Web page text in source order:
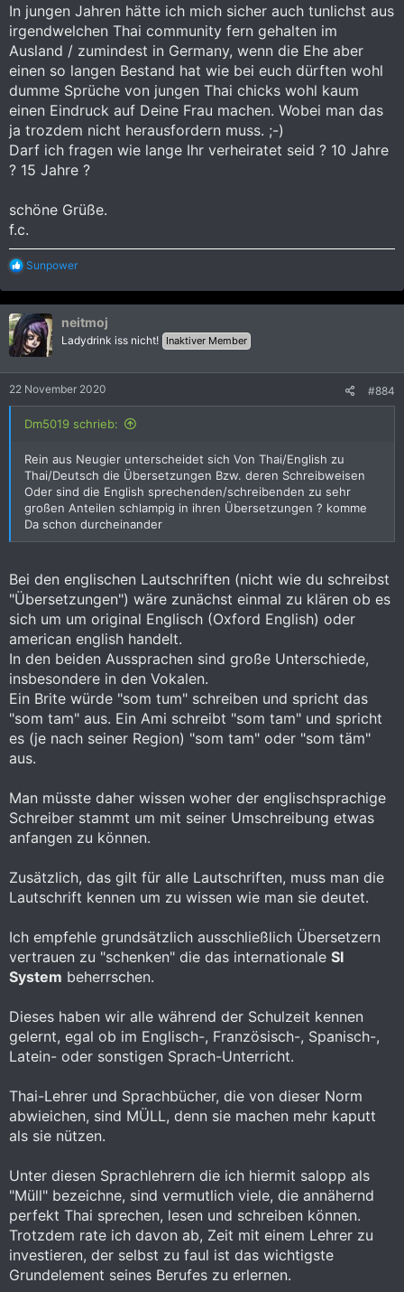
In jungen Jahren hätte ich mich sicher auch tunlichst aus
irgendwelchen Thai community fern gehalten im
Ausland / zumindest in Germany, wenn die Ehe aber
einen so langen Bestand hat wie bei euch dürften wohl
dumme Sprüche von jungen Thai chicks wohl kaum
einen Eindruck auf Deine Frau machen. Wobei man das
ja trozdem nicht herausfordern muss. ;-)
Darf ich fragen wie lange Ihr verheiratet seid ? 10 Jahre
? 15 Jahre ?
schöne Grüße.
f.c.
R
a
k
t
i
o
n
:
Sunpower
neitmoj
Ladydrink iss nicht! Inaktiver Member
22 November 2020 #884
Dm5019 schrieb:
Rein aus Neugier unterscheidet sich Von Thai/English zu
Thai/Deutsch die Übersetzungen Bzw. deren Schreibweisen
Oder sind die English sprechenden/schreibenden zu sehr
großen Anteilen schlampig in ihren Übersetzungen ? komme
Da schon durcheinander
Bei den englischen Lautschriften (nicht wie du schreibst
"Übersetzungen") wäre zunächst einmal zu klären ob es
sich um um original Englisch (Oxford English) oder
american english handelt.
In den beiden Aussprachen sind große Unterschiede,
insbesondere in den Vokalen.
Ein Brite würde "som tum" schreiben und spricht das
"som tam" aus. Ein Ami schreibt "som tam" und spricht
es (je nach seiner Region) "som tam" oder "som täm"
aus.
Man müsste daher wissen woher der englischsprachige
Schreiber stammt um mit seiner Umschreibung etwas
anfangen zu können.
Zusätzlich, das gilt für alle Lautschriften, muss man die
Lautschrift kennen um zu wissen wie man sie deutet.
Ich empfehle grundsätzlich ausschließlich Übersetzern
vertrauen zu "schenken" die das internationale SI
System beherrschen.
Dieses haben wir alle während der Schulzeit kennen
gelernt, egal ob im Englisch-, Französisch-, Spanisch-,
Latein- oder sonstigen Sprach-Unterricht.
Thai-Lehrer und Sprachbücher, die von dieser Norm
abwieichen, sind MÜLL, denn sie machen mehr kaputt
als sie nützen.
Unter diesen Sprachlehrern die ich hiermit salopp als
"Müll" bezeichne, sind vermutlich viele, die annähernd
perfekt Thai sprechen, lesen und schreiben können.
Trotzdem rate ich davon ab, Zeit mit einem Lehrer zu
investieren, der selbst zu faul ist das wichtigste
Grundelement seines Berufes zu erlernen.